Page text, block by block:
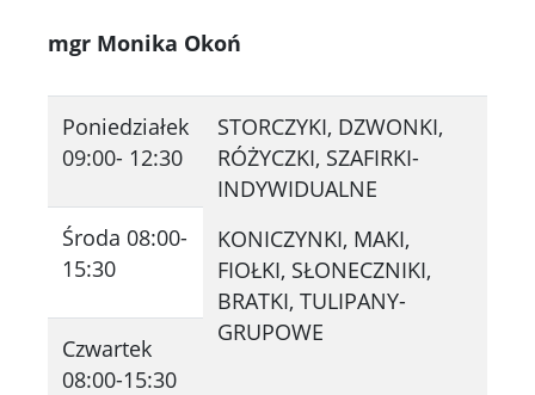
mgr Monika Okoń
Poniedziałek
09:00- 12:30
STORCZYKI, DZWONKI,
RÓŻYCZKI, SZAFIRKI-
INDYWIDUALNE
KONICZYNKI, MAKI,
FIOŁKI, SŁONECZNIKI,
BRATKI, TULIPANY-
GRUPOWE
Środa 08:00-
15:30
Czwartek
08:00-15:30